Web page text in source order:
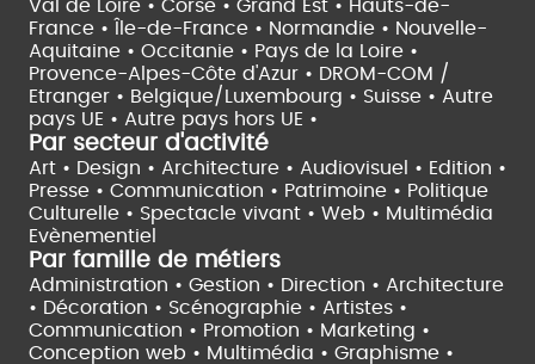
Val de Loire • Corse • Grand Est • Hauts-de-
France •
Île-de-France • Normandie • Nouvelle-
Aquitaine • Occitanie • Pays de la Loire •
Provence-Alpes-Côte d'Azur • DROM-COM /
Etranger • Belgique/Luxembourg • Suisse • Autre
pays UE • Autre pays hors UE •
Par secteur d'activité
Art • Design • Architecture • Audiovisuel • Edition •
Presse • Communication • Patrimoine • Politique
Culturelle • Spectacle vivant • Web • Multimédia
Evènementiel
Par famille de métiers
Administration • Gestion • Direction • Architecture
• Décoration • Scénographie • Artistes •
Communication • Promotion • Marketing •
Conception web • Multimédia • Graphisme •